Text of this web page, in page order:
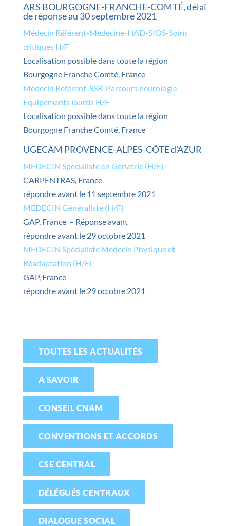
ARS BOURGOGNE-FRANCHE-COMTÉ, délai
de réponse au 30 septembre 2021
Médecin Référent-Médecine-HAD-SIOS-Soins
critiques H/F
Localisation possible dans toute la région
Bourgogne Franche Comté, France
Médecin Référent-SSR-Parcours neurologie-
Equipements lourds H/F
Localisation possible dans toute la région
Bourgogne Franche Comté, France
UGECAM PROVENCE-ALPES-CÔTE d’AZUR
MEDECIN Spécialiste en Gériatrie (H/F)
CARPENTRAS, France
répondre avant le 11 septembre 2021
MEDECIN Généraliste (H/F)
GAP, France – Réponse avant
répondre avant le 29 octobre 2021
MEDECIN Spécialiste Médecin Physique et
Réadaptation (H/F)
GAP, France
répondre avant le 29 octobre 2021
TOUTES LES ACTUALITÉS
A SAVOIR
CONSEIL CNAM
CONVENTIONS ET ACCORDS
CSE CENTRAL
DÉLÉGUÉS CENTRAUX
DIALOGUE SOCIAL